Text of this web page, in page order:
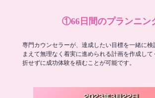
①66日間のプランニン
専門カウンセラーが、達成したい目標を一緒に検
まえて無理なく着実に進められる計画を作成し
折せずに成功体験を積むことが可能です。